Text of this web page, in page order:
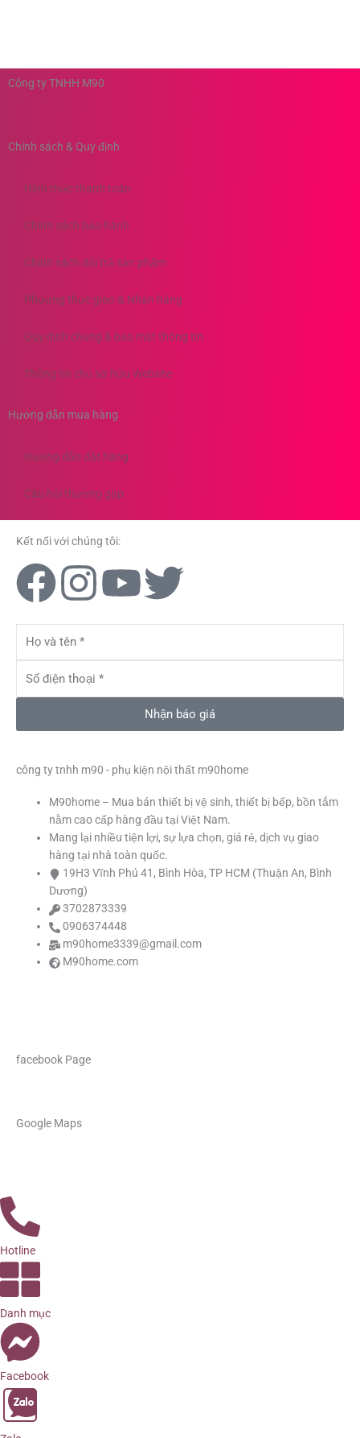
Công ty TNHH M90
Chính sách & Quy định
Hình thức thanh toán
Chính sách bảo hành
Chính sách đổi trả sản phẩm
Phương thức giao & Nhận hàng
Quy định chung & bảo mật thông tin
Thông tin chủ sở hữu Website
Hướng dẫn mua hàng
Hướng dẫn đặt hàng
Câu hỏi thường gặp
Kết nối với chúng tôi:
F
a
c
e
b
o
o
k
I
n
s
t
a
g
r
a
m
Y
o
u
t
u
b
e
T
w
i
t
t
e
r
và
điện
Nhận báo giá
công ty tnhh m90 - phụ kiện nội thất m90home
M90home – Mua bán thiết bị vệ sinh, thiết bị bếp, bồn tắm
nằm cao cấp hàng đầu tại Việt Nam.
Mang lại nhiều tiện lợi, sự lựa chọn, giá rẻ, dịch vụ giao
hàng tại nhà toàn quốc.
19H3 Vĩnh Phú 41, Bình Hòa, TP HCM (Thuận An, Bình
Dương)
3702873339
0906374448
m90home3339@gmail.com
M90home.com
facebook Page
Google Maps
Hotline
Danh mục
Facebook